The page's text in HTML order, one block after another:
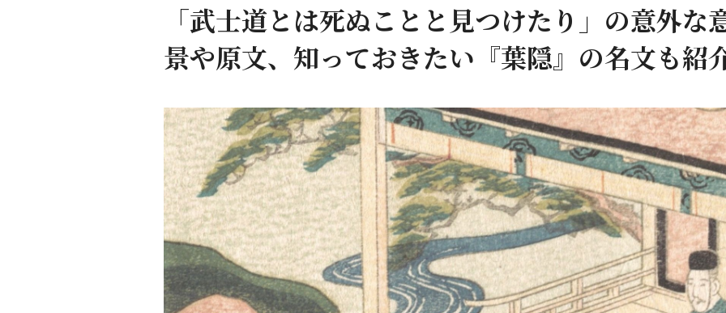
「武士道とは死ぬことと見つけたり」の意外な
景や原文、知っておきたい『葉隠』の名文も紹